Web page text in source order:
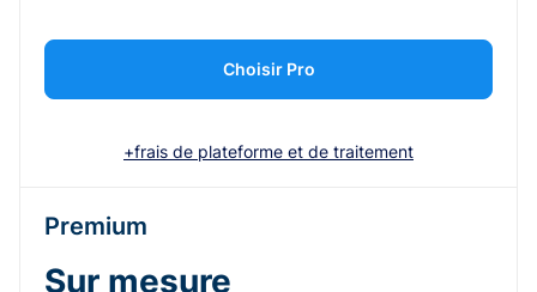
Choisir Pro
+frais de plateforme et de traitement
Premium
Sur mesure